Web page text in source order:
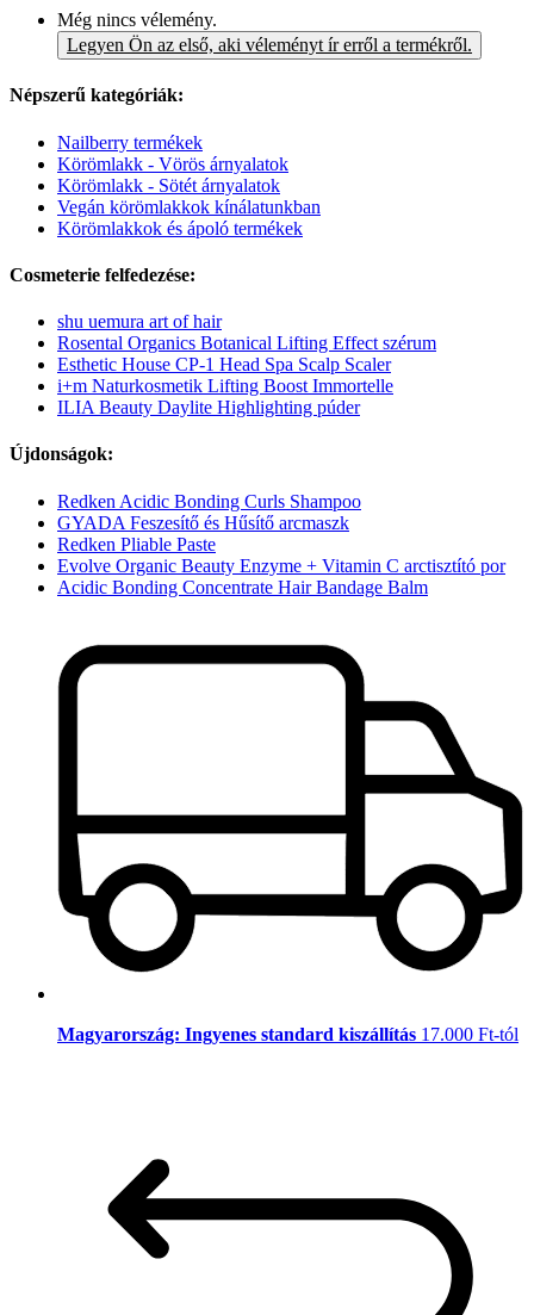
Még nincs vélemény.
Legyen Ön az első, aki véleményt ír erről a termékről.
Népszerű kategóriák:
Nailberry termékek
Körömlakk - Vörös árnyalatok
Körömlakk - Sötét árnyalatok
Vegán körömlakkok kínálatunkban
Körömlakkok és ápoló termékek
Cosmeterie felfedezése:
shu uemura art of hair
Rosental Organics Botanical Lifting Effect szérum
Esthetic House CP-1 Head Spa Scalp Scaler
i+m Naturkosmetik Lifting Boost Immortelle
ILIA Beauty Daylite Highlighting púder
Újdonságok:
Redken Acidic Bonding Curls Shampoo
GYADA Feszesítő és Hűsítő arcmaszk
Redken Pliable Paste
Evolve Organic Beauty Enzyme + Vitamin C arctisztító por
Acidic Bonding Concentrate Hair Bandage Balm
Magyarország: Ingyenes standard kiszállítás 17.000 Ft-tól